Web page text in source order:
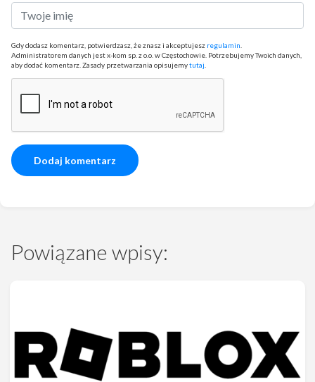
Gdy dodasz komentarz, potwierdzasz, że znasz i akceptujesz regulamin
Administratorem danych jest x-kom sp. z o.o. w Częstochowie. Potrzebujemy Twoich danych,
aby dodać komentarz. Zasady przetwarzania opisujemytutaj
Powiązane wpisy: